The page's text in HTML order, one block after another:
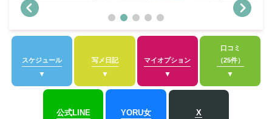
スケジュール 写メ日記 マイオプション
口コミ
（25件）
公式LINE YORU女 X